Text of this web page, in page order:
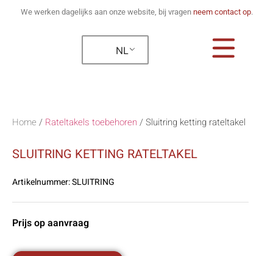
We werken dagelijks aan onze website, bij vragen neem contact op.
NL
Home / Rateltakels toebehoren /Sluitring ketting rateltakel
SLUITRING KETTING RATELTAKEL
Artikelnummer:SLUITRING
Prijs op aanvraag